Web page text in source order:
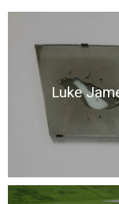
Luke